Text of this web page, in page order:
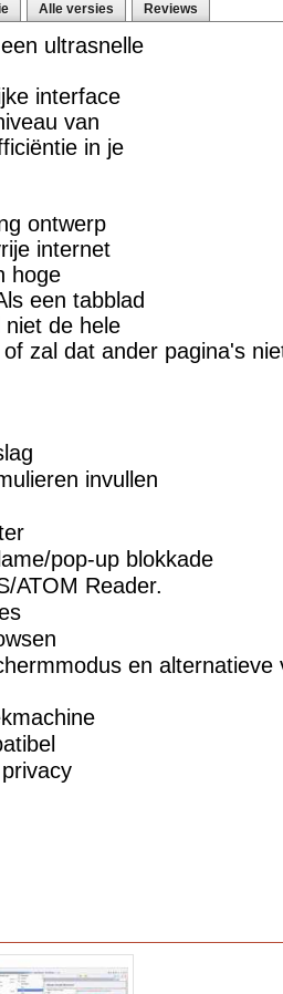
Alle versies Reviews
ultrasnelle
interface
van
in je
ontwerp
internet
hoge
een tabblad
de hele
zal dat ander pagina's
invullen
pop-up blokkade
ATOM Reader.
en alternatieve